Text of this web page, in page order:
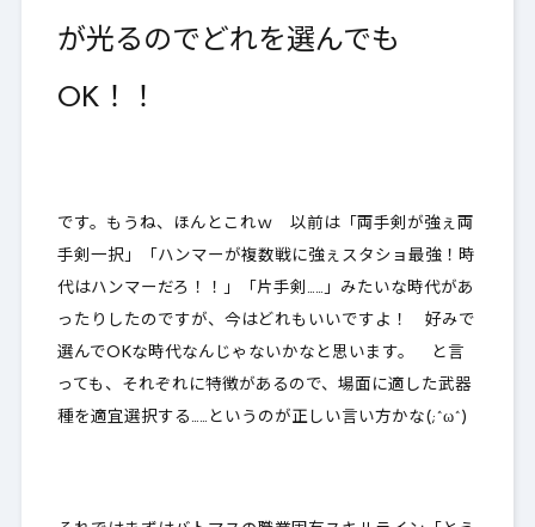
が光るのでどれを選んでも
OK！！
です。もうね、ほんとこれｗ 以前は「両手剣が強ぇ両
手剣一択」「ハンマーが複数戦に強ぇスタショ最強！時
代はハンマーだろ！！」「片手剣……」みたいな時代があ
ったりしたのですが、今はどれもいいですよ！ 好みで
選んでOKな時代なんじゃないかなと思います。 と言
っても、それぞれに特徴があるので、 場面に適した武器
種を適宜選択する ……というのが正しい言い方かな(;^ω^)